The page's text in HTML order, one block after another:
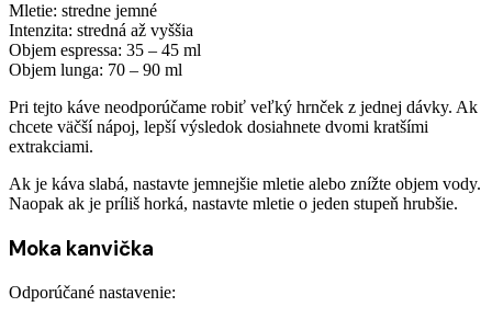
Mletie: stredne jemné
Intenzita: stredná až vyššia
Objem espressa: 35 – 45 ml
Objem lunga: 70 – 90 ml
Pri tejto káve neodporúčame robiť veľký hrnček z jednej dávky. Ak
chcete väčší nápoj, lepší výsledok dosiahnete dvomi kratšími
extrakciami.
Ak je káva slabá, nastavte jemnejšie mletie alebo znížte objem vody.
Naopak ak je príliš horká, nastavte mletie o jeden stupeň hrubšie.
Moka kanvička
Odporúčané nastavenie: